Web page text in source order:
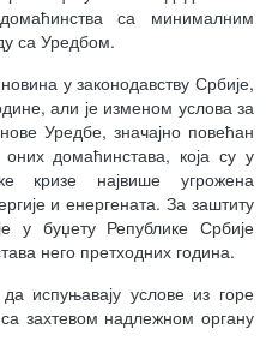
са минималним
са Уредбом.
у законодавству Србије,
али је изменом услова за
Уредбе, значајно повећан
домаћинстава, која су у
кризе највише угрожена
и енергената. За заштиту
у буџету Републике Србије
него претходних година.
испуњавају услове из горе
захтевом надлежном органу